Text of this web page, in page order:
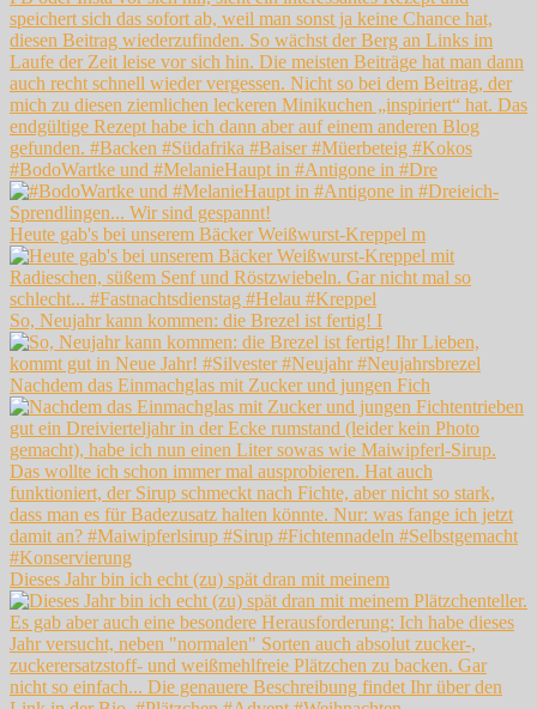
#BodoWartke und #MelanieHaupt in #Antigone in #Dre
Heute gab's bei unserem Bäcker Weißwurst-Kreppel m
So, Neujahr kann kommen: die Brezel ist fertig! I
Nachdem das Einmachglas mit Zucker und jungen Fich
Dieses Jahr bin ich echt (zu) spät dran mit meinem